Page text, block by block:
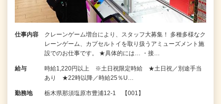
仕事内容
クレーンゲーム増台により、スタッフ大募集！ 多種多様なク
レーンゲーム、カプセルトイを取り扱うアミューズメント施
設でのお仕事です。 ★具体的には… ・接…
給与
時給1,220円以上 ※土日祝限定時給 ★土日祝／別途手当
あり ★22時以降／時給25％U…
勤務地 栃木県那須塩原市豊浦12-1 【001】